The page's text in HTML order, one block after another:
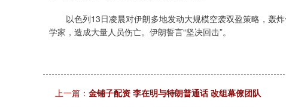
以色列13日凌晨对伊朗多地发动大规模空袭双盈策略，轰
学家，造成大量人员伤亡。伊朗誓言“坚决回击”。
上一篇： 金铺子配资 李在明与特朗普通话 改组幕僚团队